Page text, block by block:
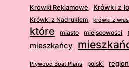
Krówki Reklamowe Krówki z
Krówki z Nadrukiem krówki z
które miasto miejscowości
mieszkańcy
Plywood Boat Plans polski